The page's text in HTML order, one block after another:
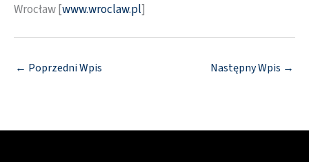
Wrocław [www.wroclaw.pl]
← Poprzedni Wpis Następny Wpis →